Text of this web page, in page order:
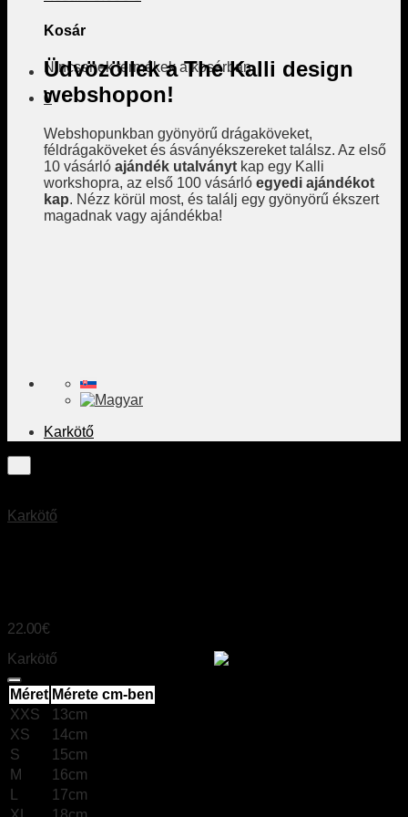
Kosár
Nincsenek termékek a kosárban.
0
Üdvözöllek a The Kalli design
webshopon!
Webshopunkban gyönyörű drágaköveket,
féldrágaköveket és ásványékszereket találsz. Az első
10 vásárló ajándék utalványt kap egy Kalli
workshopra, az első 100 vásárló egyedi ajándékot
kap. Nézz körül most, és találj egy gyönyörű ékszert
magadnak vagy ajándékba!
Karkötő
Karkötő
22.00€
Karkötő
Méret Mérete cm-ben
XXS
13cm
XS
14cm
S
15cm
M
16cm
L
17cm